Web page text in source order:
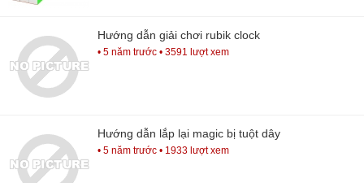
Hướng dẫn giải chơi rubik clock
• 5 năm trước • 3591 lượt xem
Hướng dẫn lắp lại magic bị tuột dây
• 5 năm trước • 1933 lượt xem